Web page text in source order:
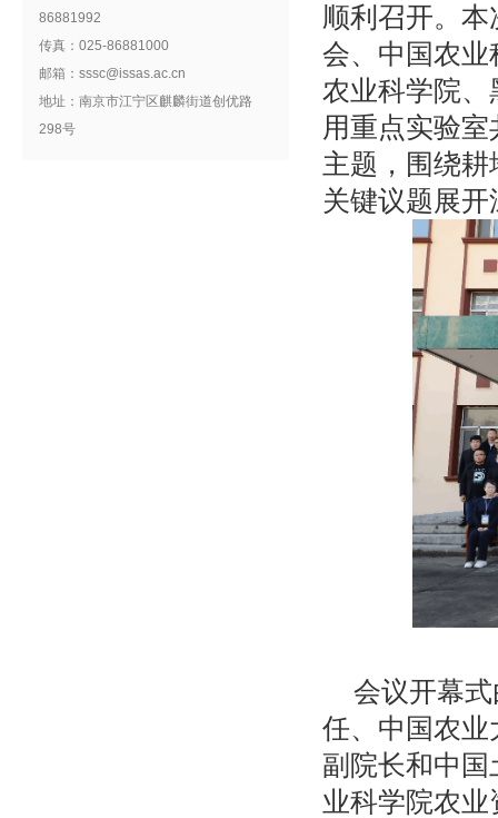
86881992
传真：025-86881000
邮箱：sssc@issas.ac.cn
地址：南京市江宁区麒麟街道创优路
298号
顺利召开。
会、中国农
农业科学院
用重点实验
主题，围绕
关键议题展
会议开幕
任、中国农
副院长和中
业科学院农